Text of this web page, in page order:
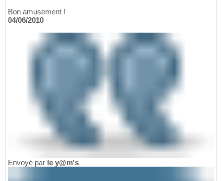
Bon amusement !
04/06/2010
Envoyé par le y@m's